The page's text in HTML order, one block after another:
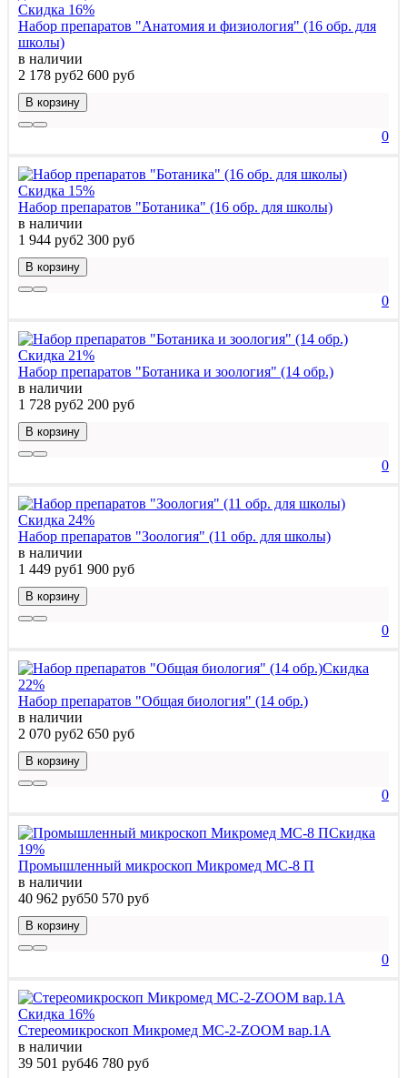
Скидка 16%
Набор препаратов "Анатомия и физиология" (16 обр. для
школы)
в наличии
2 178 руб2 600 руб
В корзину
0
Скидка 15%
Набор препаратов "Ботаника" (16 обр. для школы)
в наличии
1 944 руб2 300 руб
В корзину
0
Скидка 21%
Набор препаратов "Ботаника и зоология" (14 обр.)
в наличии
1 728 руб2 200 руб
В корзину
0
Скидка 24%
Набор препаратов "Зоология" (11 обр. для школы)
в наличии
1 449 руб1 900 руб
В корзину
0
Скидка
22%
Набор препаратов "Общая биология" (14 обр.)
в наличии
2 070 руб2 650 руб
В корзину
0
Скидка
19%
Промышленный микроскоп Микромед MC-8 П
в наличии
40 962 руб50 570 руб
В корзину
0
Скидка 16%
Стереомикроскоп Микромед MC-2-ZOOM вар.1A
в наличии
39 501 руб46 780 руб